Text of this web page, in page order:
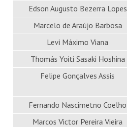
Edson Augusto Bezerra Lopes
Marcelo de Araújo Barbosa
Levi Máximo Viana
Thomás Yoiti Sasaki Hoshina
Felipe Gonçalves Assis
Fernando Nascimetno Coelho
Marcos Victor Pereira Vieira